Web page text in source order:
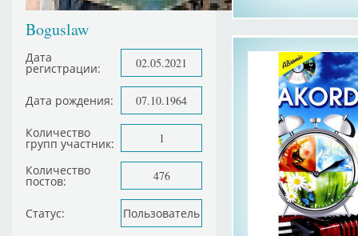
Boguslaw
Дата
регистрации: 02.05.2021
Дата рождения: 07.10.1964
Количество
групп участник: 1
Количество
постов: 476
Статус: Пользователь